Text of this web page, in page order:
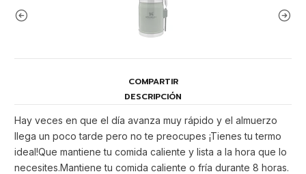
COMPARTIR
DESCRIPCIÓN
Hay veces en que el día avanza muy rápido y el almuerzo
llega un poco tarde pero no te preocupes ¡Tienes tu termo
ideal!Que mantiene tu comida caliente y lista a la hora que lo
necesites.Mantiene tu comida caliente o fría durante 8 horas.